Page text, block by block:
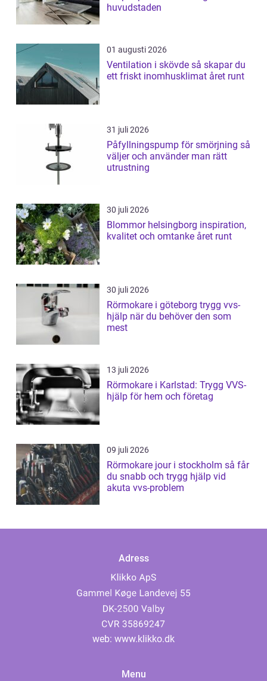
huvudstaden
01 augusti 2026
Ventilation i skövde så skapar du
ett friskt inomhusklimat året runt
31 juli 2026
Påfyllningspump för smörjning så
väljer och använder man rätt
utrustning
30 juli 2026
Blommor helsingborg inspiration,
kvalitet och omtanke året runt
30 juli 2026
Rörmokare i göteborg trygg vvs-
hjälp när du behöver den som
mest
13 juli 2026
Rörmokare i Karlstad: Trygg VVS-
hjälp för hem och företag
09 juli 2026
Rörmokare jour i stockholm så får
du snabb och trygg hjälp vid
akuta vvs-problem
Adress
web: www.klikko.dk
Menu